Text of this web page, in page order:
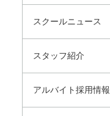
スクールニュース
スタッフ紹介
アルバイト採用情報